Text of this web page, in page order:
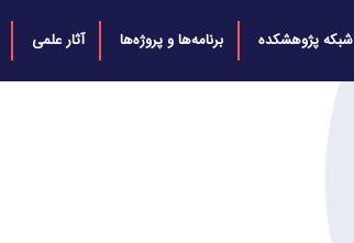
شبکه پژوهشکده برنامه‌ها و پروژه‌ها آثار علمی